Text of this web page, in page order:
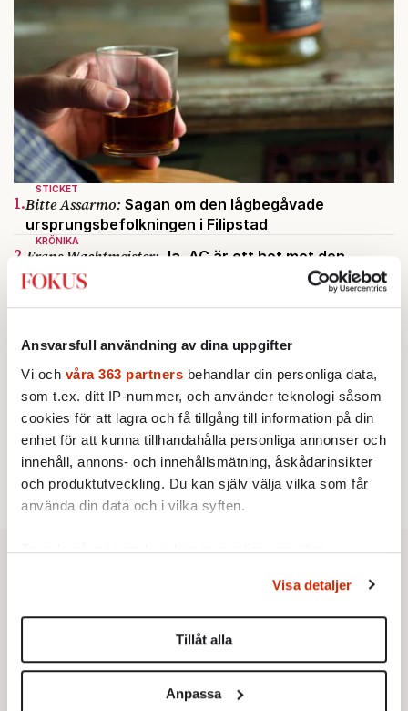
Ansvarsfull användning av dina uppgifter
Vi och våra 363 partners behandlar din personliga data,
som t.ex. ditt IP-nummer, och använder teknologi såsom
cookies för att lagra och få tillgång till information på din
enhet för att kunna tillhandahålla personliga annonser och
innehåll, annons- och innehållsmätning, åskådarinsikter
och produktutveckling. Du kan själv välja vilka som får
använda din data och i vilka syften.
Ta reda på mer om hur dina personliga uppgifter
Du kan ändra eller dra tillbaka ditt samtycke när som
helst från cookie-förklaringen.
Vi använder enhetsidentifierare för att anpassa innehållet
för sociala medier och analysera vår trafik. Vi
Visa detaljer
Tillåt alla
Anpassa
STICKET
1.Bitte Assarmo: Sagan om den lågbegåvade
ursprungsbefolkningen i Filipstad
KRÖNIKA
2. Frans Wachtmeister: Ja, AC är ett hot mot den
franska civilisationen
KRÖNIKA
3.Sakine Madon:Efter islamistdådet oroar sig
KRÖNIKA
alla om att vara arbetarklass
STICKET
5.Dan Korn: Quisling, quislingar och sten i glashus
6.Johan Romin:Andersson, hur ska du få ihop det
här?